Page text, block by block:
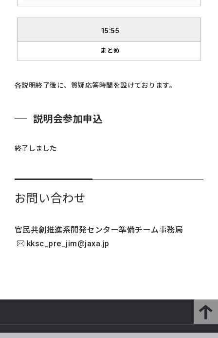
15:55
まとめ
各説明終了後に、質疑応答時間を設けております。
説明会参加申込
終了しました
お問い合わせ
官民共創推進系開発センター準備チーム事務局
kksc_pre_jim@jaxa.jp